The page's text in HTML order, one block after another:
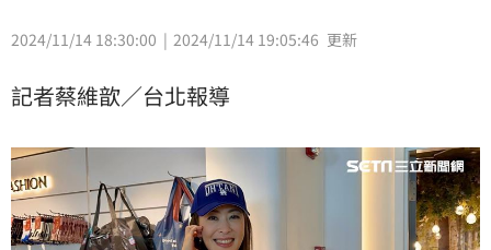
2024/11/14 18:30:00 2024/11/14 19:05:46 更新
記者蔡維歆／台北報導